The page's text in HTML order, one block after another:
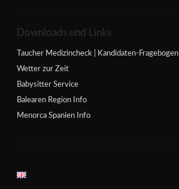
Downloads und Links
Taucher Medizincheck | Kandidaten-Fragebogen
Wetter zur Zeit
Babysitter Service
Balearen Region Info
Menorca Spanien Info